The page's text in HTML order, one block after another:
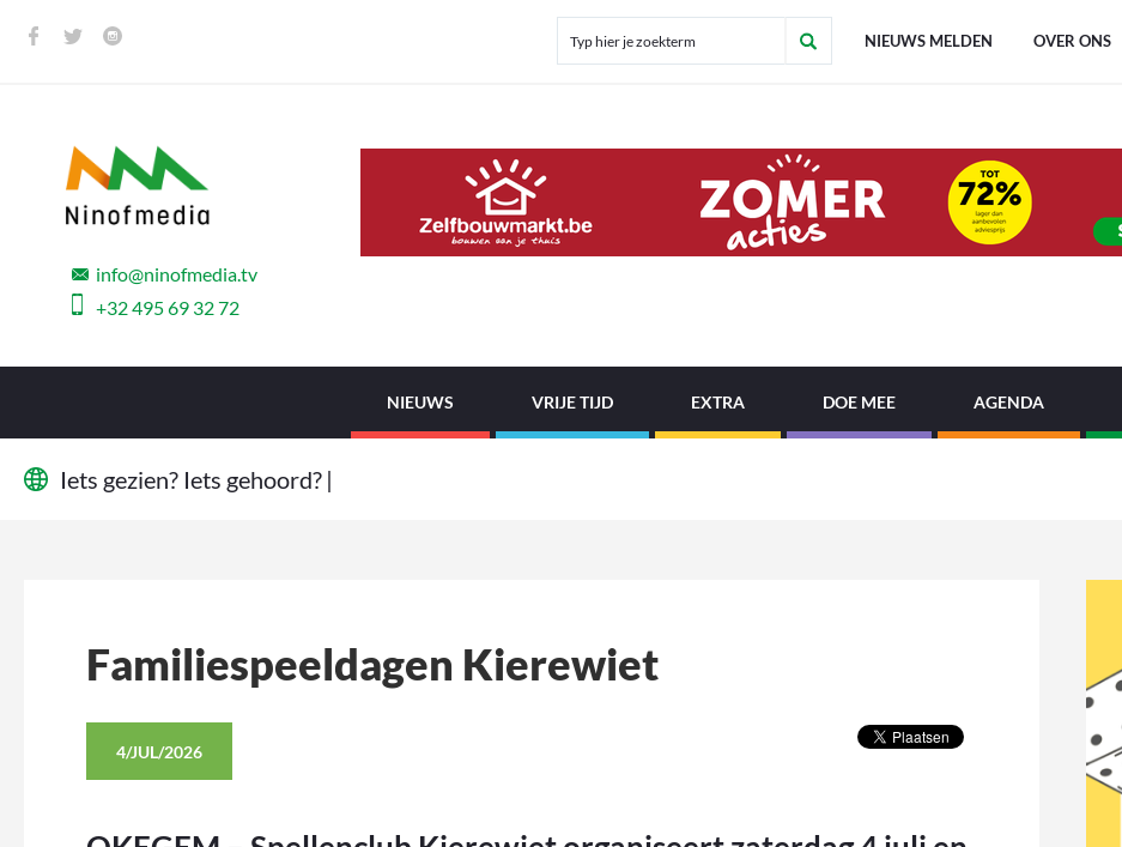
NIEUWS MELDEN OVER ONS
info@ninofmedia.tv
+32 495 69 32 72
NIEUWS VRIJE TIJD EXTRA DOE MEE AGENDA
Iets gezien? Iets gehoord? W
Familiespeeldagen Kierewiet
4/JUL/2026